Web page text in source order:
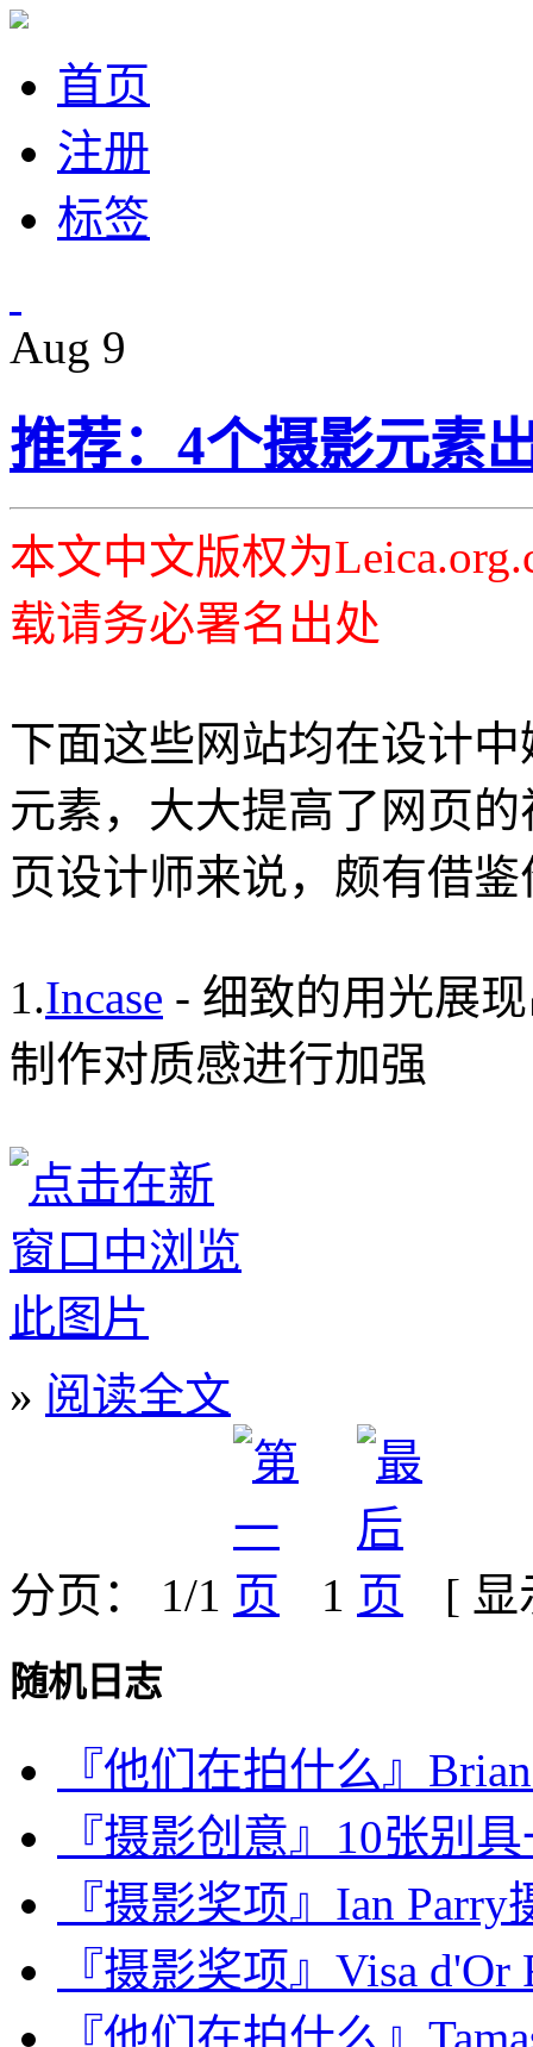
首页
注册
标签
Aug 9
推荐：4个摄影元素
本文中文版权为
载请务必署名出处
下面这些网站均在设计
元素，大大提高了网页
页设计师来说，颇有借鉴
1.Incase - 细致的用光展
制作对质感进行加强
» 阅读全文
分页： 1/1 1 [
随机日志
『他们在拍什么』
『摄影创意』10张别
『摄影奖项』Ian
『摄影奖项』Visa d'Or